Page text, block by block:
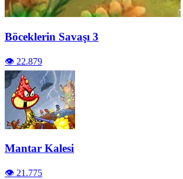
Böceklerin Savaşı 3
👁️ 22.879
Mantar Kalesi
👁️ 21.775